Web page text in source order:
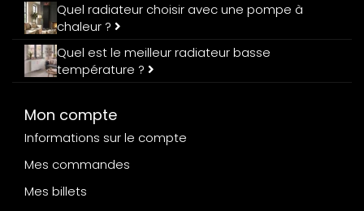
Quel radiateur choisir avec une pompe à
chaleur ?
Quel est le meilleur radiateur basse
température ?
Mon compte
Informations sur le compte
Mes commandes
Mes billets